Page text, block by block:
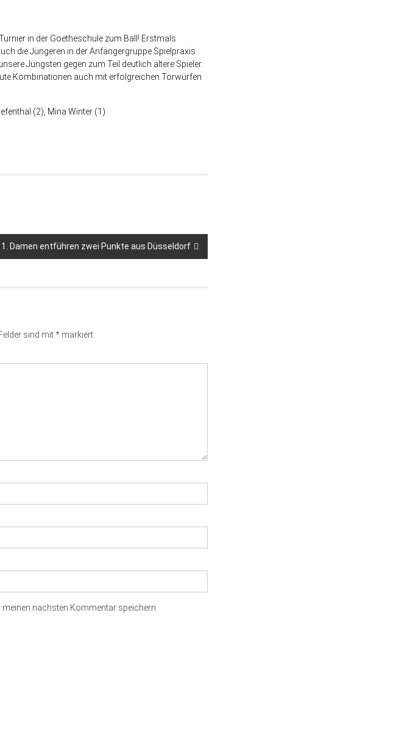
in der Goetheschule zum Ball! Erstmals
die Jüngeren in der Anfängergruppe Spielpraxis
Jüngsten gegen zum Teil deutlich ältere Spieler.
Kombinationen auch mit erfolgreichen Torwürfen
(2), Mina Winter (1)
Damen entführen zwei Punkte aus Düsseldorf
sind mit*markiert
nächsten Kommentar speichern.